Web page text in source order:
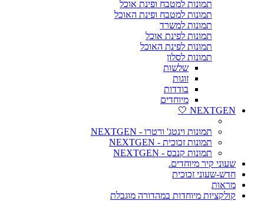
תמונות למטבח ופינת אוכל
תמונות למטבח ופינת האוכל
תמונות למשרד
תמונות לפינת אוכל
תמונות לפינת האוכל
תמונות לסלון
שלשות
זוגות
בודדות
מיוחדים
NEXTGEN 🤍
תמונות וינטג' ורטרו - NEXTGEN
תמונות זכוכית - NEXTGEN
תמונות קנבס - NEXTGEN
שעוני קיר מיוחדים.
חדש-שעוני זכוכית
מראות
קולקציות מיוחדות במהדורה מוגבלת